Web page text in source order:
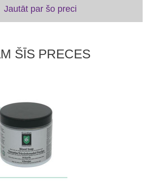
Jautāt par šo preci
ŠĪS PRECES